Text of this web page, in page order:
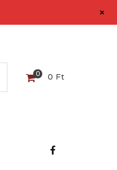
0 0 Ft
+